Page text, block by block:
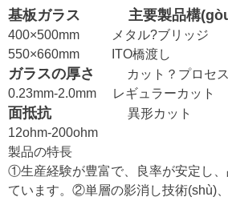
基板ガラス 主要製品構
400×500mm メタル?ブリッジ
550×660mm ITO橋渡し
ガラスの厚さ
カット？プロセス
0.23mm-2.0mm レギュラーカット
面抵抗 異形カット
12ohm-200ohm
製品の特長
①生産経験が豊富で、良率が安定し
ています。②単層の影消し技術